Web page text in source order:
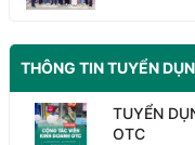
THÔNG TIN TUYỂN
TUYỂN
OTC